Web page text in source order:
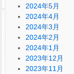
2024年5月
2024年4月
2024年3月
2024年2月
2024年1月
2023年12月
2023年11月